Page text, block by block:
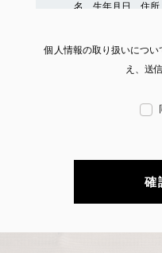
名、生年月日、住
プライバシー情報の
とは、上記に定め
ご利用いただいた
利用環境、郵便番
（プライバシー情報の
個人情報の取り扱いにつ
え、送